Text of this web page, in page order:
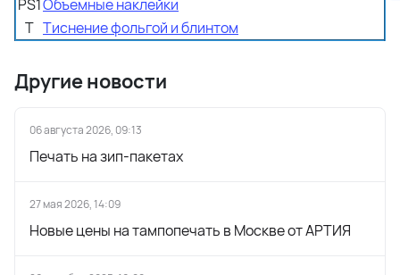
PS1Объемные наклейки
T Тиснение фольгой и блинтом
Другие новости
06 августа 2026, 09:13
Печать на зип-пакетах
27 мая 2026, 14:09
Новые цены на тампопечать в Москве от АРТИЯ